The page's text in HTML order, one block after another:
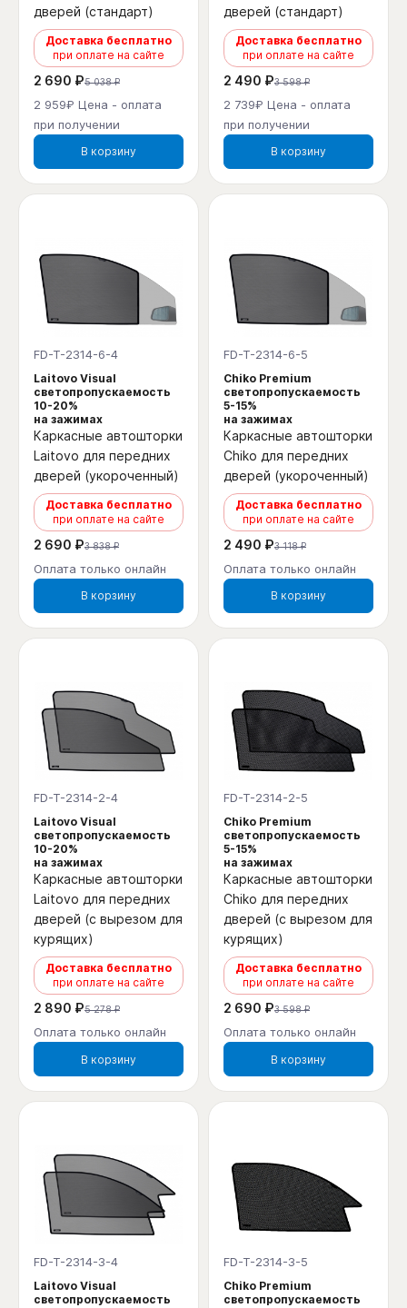
дверей (стандарт)
Доставка бесплатно
при оплате на сайте
2 690 ₽5 038 ₽
2 959₽ Цена - оплата
при получении
В корзину
дверей (стандарт)
Доставка бесплатно
при оплате на сайте
2 490 ₽3 598 ₽
2 739₽ Цена - оплата
при получении
В корзину
FD-T-2314-6-4
Laitovo Visual
светопропускаемость
10-20%
на зажимах
Каркасные автошторки
Laitovo для передних
дверей (укороченный)
Доставка бесплатно
при оплате на сайте
2 690 ₽3 838 ₽
Оплата только онлайн
В корзину
FD-T-2314-6-5
Chiko Premium
светопропускаемость
5-15%
на зажимах
Каркасные автошторки
Chiko для передних
дверей (укороченный)
Доставка бесплатно
при оплате на сайте
2 490 ₽3 118 ₽
Оплата только онлайн
В корзину
FD-T-2314-2-4
Laitovo Visual
светопропускаемость
10-20%
на зажимах
Каркасные автошторки
Laitovo для передних
дверей (с вырезом для
курящих)
Доставка бесплатно
при оплате на сайте
2 890 ₽5 278 ₽
Оплата только онлайн
В корзину
FD-T-2314-2-5
Chiko Premium
светопропускаемость
5-15%
на зажимах
Каркасные автошторки
Chiko для передних
дверей (с вырезом для
курящих)
Доставка бесплатно
при оплате на сайте
2 690 ₽3 598 ₽
Оплата только онлайн
В корзину
FD-T-2314-3-4
Laitovo Visual
светопропускаемость
FD-T-2314-3-5
Chiko Premium
светопропускаемость